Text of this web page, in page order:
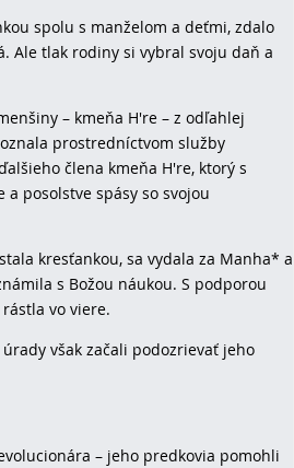
spolu s manželom a deťmi, zdalo
Ale tlak rodiny si vybral svoju daň a
– kmeňa H're – z odľahlej
prostredníctvom služby
člena kmeňa H're, ktorý s
a posolstve spásy so svojou
kresťankou, sa vydala za Manha* a
s Božou náukou. S podporou
vo viere.
však začali podozrievať jeho
– jeho predkovia pomohli